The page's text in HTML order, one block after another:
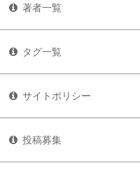
著者一覧
タグ一覧
サイトポリシー
投稿募集